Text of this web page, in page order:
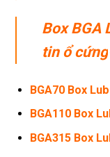
Box BGA
tin ổ cứng
BGA70 Box
BGA110 Box
BGA315 Box